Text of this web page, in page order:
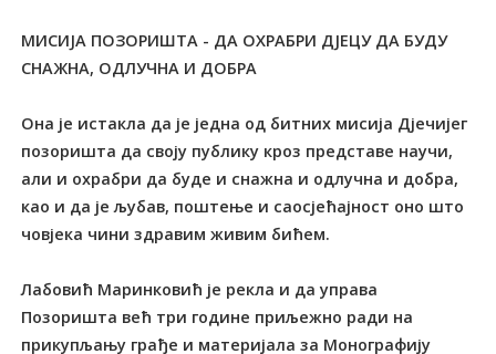
МИСИЈА ПОЗОРИШТА - ДА ОХРАБРИ ДЈЕЦУ ДА БУДУ
СНАЖНА, ОДЛУЧНА И ДОБРА
Она је истакла да је једна од битних мисија Дјечијег
позоришта да своју публику кроз представе научи,
али и охрабри да буде и снажна и одлучна и добра,
као и да је љубав, поштење и саосјећајност оно што
човјека чини здравим живим бићем.
Лабовић Маринковић је рекла и да управа
Позоришта већ три године приљежно ради на
прикупљању грађе и материјала за Монографију